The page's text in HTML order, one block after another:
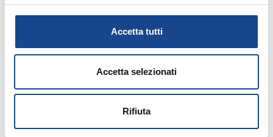
Accetta tutti
Accetta selezionati
Rifiuta
16/03/18 - Giornata di Studio - Iniziativa
GRATUITA realizzata con i fondi del 5x1000
destinati ad ANUSCA